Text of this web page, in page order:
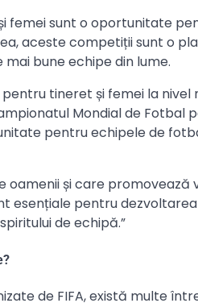
sunt o oportunitate
aceste competiții sunt o
bune echipe din lume.
tineret și femei la
Mondial de Fotbal
pentru echipele de
oamenii și care promovează
esențiale pentru
de echipă.”
de FIFA, există multe